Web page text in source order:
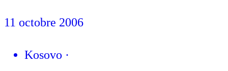
11 octobre 2006
Kosovo ·